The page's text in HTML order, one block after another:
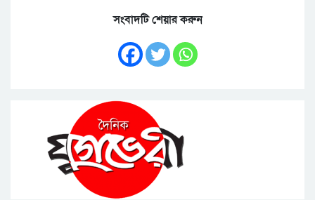
সংবাদটি শেয়ার করুন